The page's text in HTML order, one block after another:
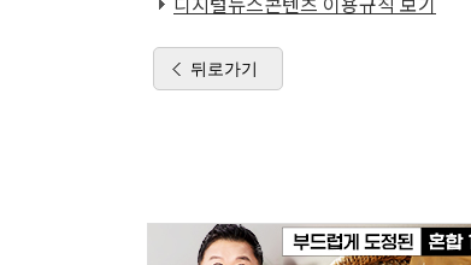
뒤로가기